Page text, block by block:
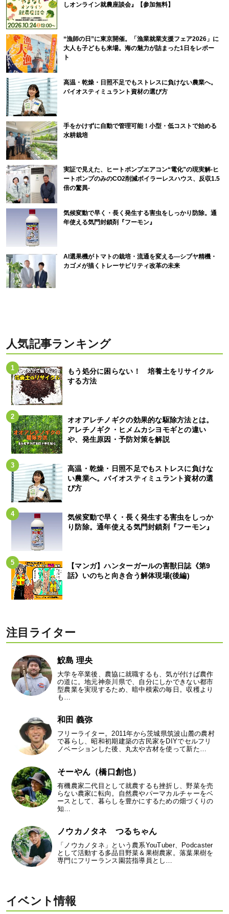
しオンライン就農座談会』【参加無料】
“漁師の日”に東京開催。「漁業就業支援フェア2026」に
大人も子どもも来場。海の魅力が詰まった1日をレポー
ト
高温・乾燥・日照不足でもストレスに負けない農業へ。
バイオスティミュラント資材の選び方
手をかけずに自動で管理可能！小型・低コストで始める
水耕栽培
実証で見えた、ヒートポンプエアコン“電化”の現実解-ヒ
ートポンプのみのCO2削減ボイラーレスハウス、反収1.5
倍の驚異-
気候変動で早く・長く発生する害虫をしっかり防除。通
年使える気門封鎖剤『フーモン』
AI選果機がトマトの栽培・流通を変える―シブヤ精機・
カゴメが描くトレーサビリティ改革の未来
人気記事ランキング
もう処分に困らない！ 培養土をリサイクル
する方法
オオアレチノギクの効果的な駆除方法とは。
アレチノギク・ヒメムカシヨモギとの違い
や、発生原因・予防対策を解説
高温・乾燥・日照不足でもストレスに負けな
い農業へ。バイオスティミュラント資材の選
び方
気候変動で早く・長く発生する害虫をしっか
り防除。通年使える気門封鎖剤『フーモン』
【マンガ】ハンターガールの害獣日誌《第9
話》いのちと向き合う解体現場(後編)
注目ライター
鮫島 理央
大学を卒業後、農協に就職するも、気が付けば農作
の道に。地元神奈川県で、自分にしかできない都市
型農業を実現するため、暗中模索の毎日。収穫より
も…
和田 義弥
フリーライター。2011年から茨城県筑波山麓の農村
で暮らし、昭和初期建築の古民家をDIYでセルフリ
ノベーションした後、丸太や古材を使って新た…
そーやん（橋口創也）
有機農家二代目として就農するも挫折し、野菜を売
らない農家に転向。自然農やパーマカルチャーをベ
ースとして、暮らしを豊かにするための畑づくりの
知…
ノウカノタネ つるちゃん
「ノウカノタネ」という農系YouTuber、Podcaster
として活動する多品目野菜＆果樹農家。落葉果樹を
専門にフリーランス園芸指導員とし…
イベント情報